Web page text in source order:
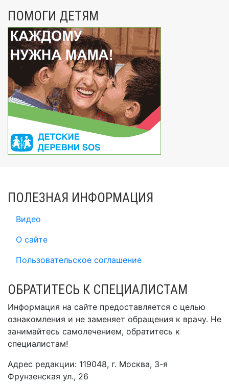
ПОМОГИ ДЕТЯМ
ПОЛЕЗНАЯ ИНФОРМАЦИЯ
Видео
О сайте
Пользовательское соглашение
ОБРАТИТЕСЬ К СПЕЦИАЛИСТАМ
Информация на сайте предоставляется с целью
ознакомления и не заменяет обращения к врачу. Не
занимайтесь самолечением, обратитесь к
специалистам!
Адрес редакции: 119048, г. Москва, 3-я
Фрунзенская ул., 26